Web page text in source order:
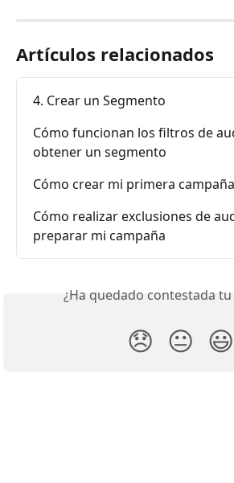
Artículos relacionados
4. Crear un Segmento
Cómo funcionan los filtros de
obtener un segmento
Cómo crear mi primera
Cómo realizar exclusiones de
preparar mi campaña
¿Ha quedado contestada
😞 😐 😃